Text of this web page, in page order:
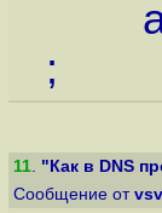
;
11. "Как в DNS
Сообщение от